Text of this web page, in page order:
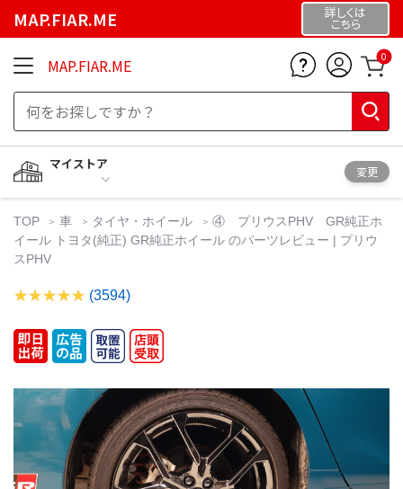
MAP.FIAR.ME 詳しくは
こちら
MAP.FIAR.ME 0
マイストア
変更
TOP 車 タイヤ・ホイール
④ プリウスPHV GR純正ホ
イール トヨタ(純正) GR純正ホイール のパーツレビュー | プリウ
スPHV
(3594)